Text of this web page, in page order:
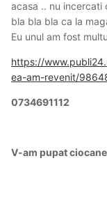
acasa .. nu incercati
bla bla bla ca la
Eu unul am fost
https://
ea-am-revenit/
0734691112
V-am pupat